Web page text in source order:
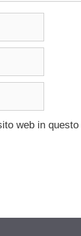
web in